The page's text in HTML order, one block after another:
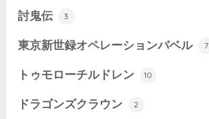
討鬼伝 3
東京新世録オペレーションバベル 7
トゥモローチルドレン 10
ドラゴンズクラウン 2